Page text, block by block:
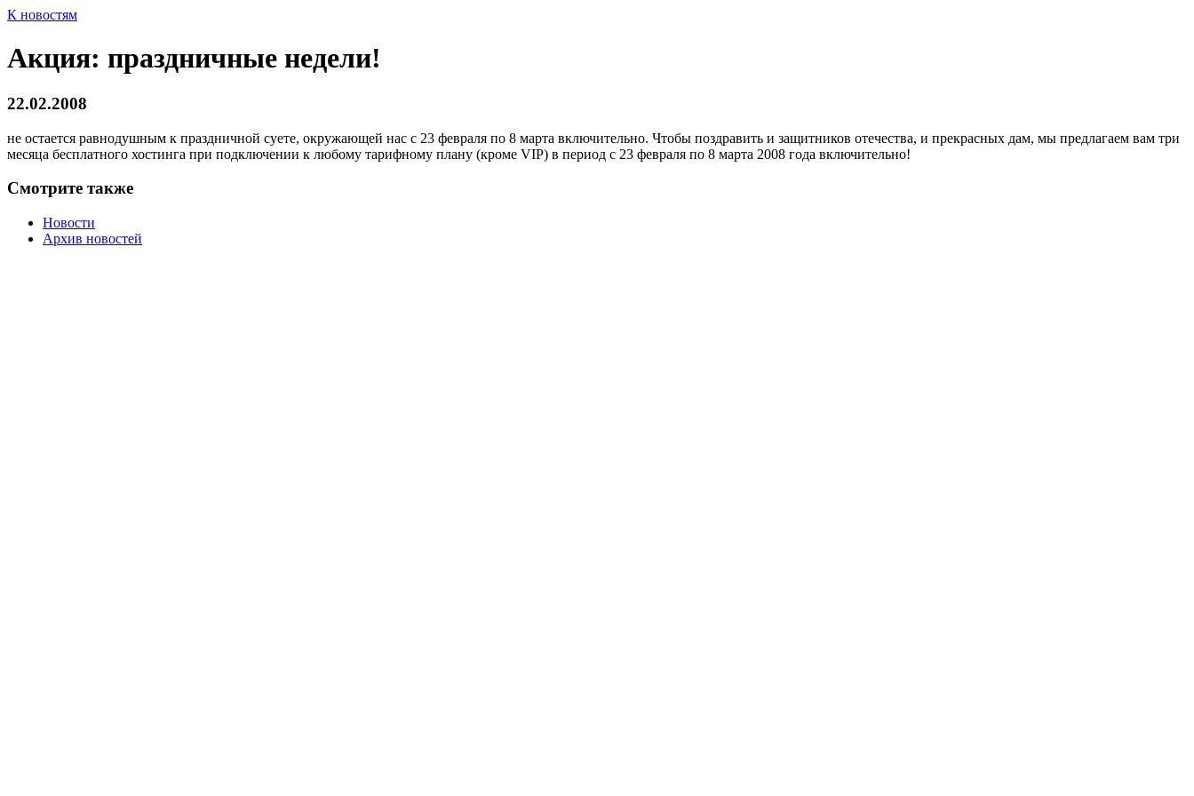
К новостям
Акция: праздничные недели!
22.02.2008
не остается равнодушным к праздничной суете, окружающей нас с 23 февраля по 8 марта включительно. Чтобы поздравить и защитников отечества, и прекрасных дам, мы предлагаем вам три
месяца бесплатного хостинга при подключении к любому тарифному плану (кроме VIP) в период с 23 февраля по 8 марта 2008 года включительно!
Смотрите также
Новости
Архив новостей